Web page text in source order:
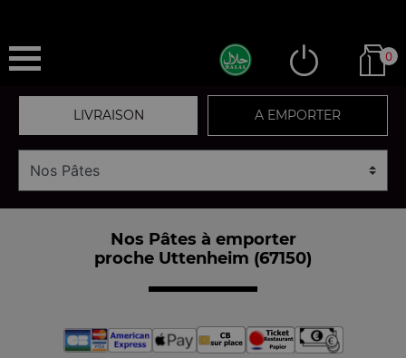
0
LIVRAISON A EMPORTER
Nos Pâtes à emporter
proche Uttenheim (67150)